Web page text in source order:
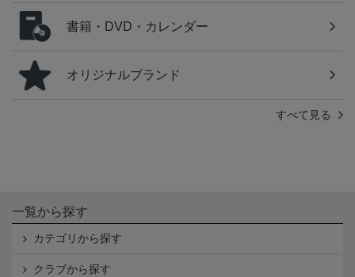
書籍・DVD・カレンダー
オリジナルブランド
すべて見る
一覧から探す
カテゴリから探す
クラブから探す